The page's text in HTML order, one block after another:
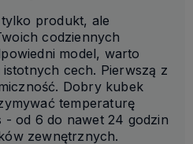
produkt, ale
codziennych
model, warto
cech. Pierwszą z
Dobry kubek
temperaturę
- od 6 do nawet 24 godzin
zewnętrznych.